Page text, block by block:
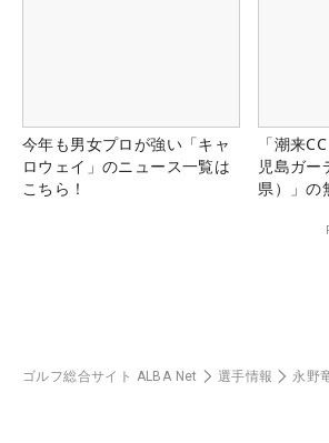
今年も男女プロが強い「キャ
ロウェイ」のニュース一覧は
こちら！
「潮来
児島ガー
県）」の
ゴルフ総合サイト ALBA Net 選手情報 永野